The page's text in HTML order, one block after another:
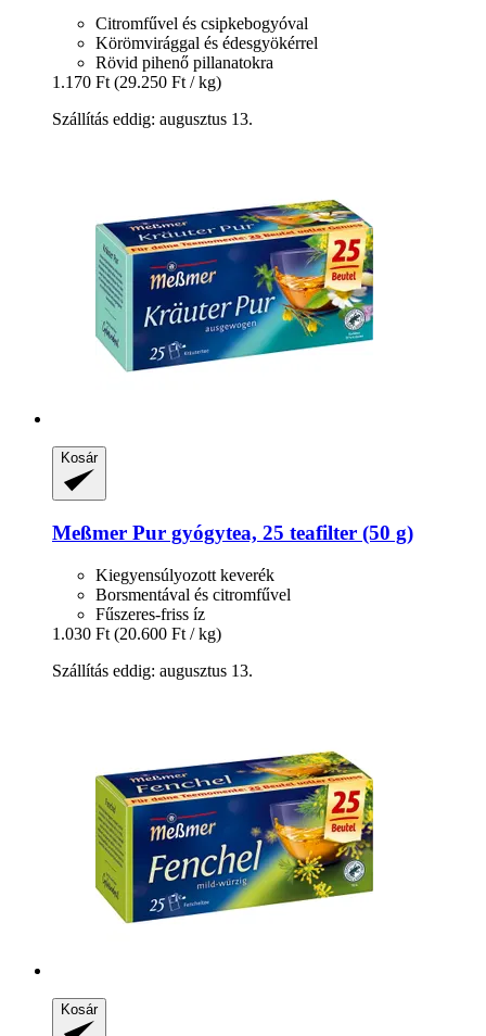
Citromfűvel és csipkebogyóval
Körömvirággal és édesgyökérrel
Rövid pihenő pillanatokra
1.170 Ft (29.250 Ft / kg)
Szállítás eddig: augusztus 13.
Kosár
Meßmer Pur gyógytea, 25 teafilter (50 g)
Kiegyensúlyozott keverék
Borsmentával és citromfűvel
Fűszeres-friss íz
1.030 Ft (20.600 Ft / kg)
Szállítás eddig: augusztus 13.
Kosár